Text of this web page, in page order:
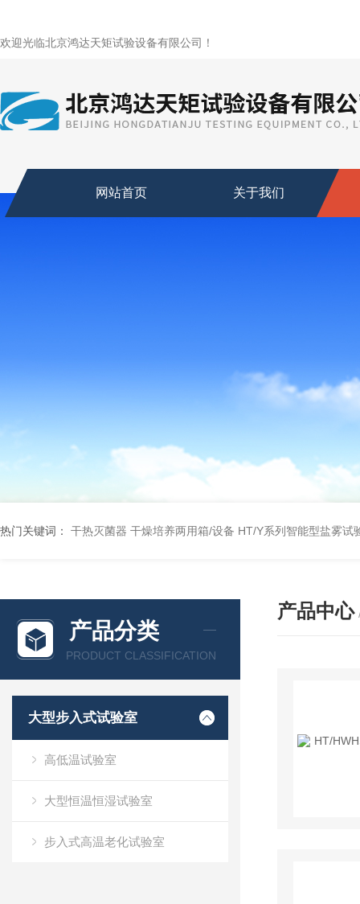
欢迎光临北京鸿达天矩试验设备有限公司！
网站首页 关于我们
热门关键词： 干热灭菌器 干燥培养两用箱/设备 HT/Y系列智能型盐雾试
产品分类
PRODUCT CLASSIFICATION
大型步入式试验室
高低温试验室
大型恒温恒湿试验室
步入式高温老化试验室
产品中心